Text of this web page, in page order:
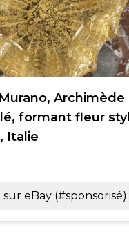
Archimède
formant fleur
Italie
sur eBay (#sponsorisé)